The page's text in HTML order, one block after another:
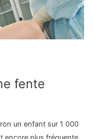
fente
un enfant sur 1 000